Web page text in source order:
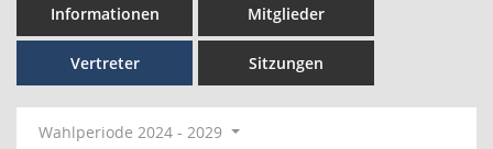
Informationen Mitglieder
Vertreter Sitzungen
Wahlperiode 2024 - 2029